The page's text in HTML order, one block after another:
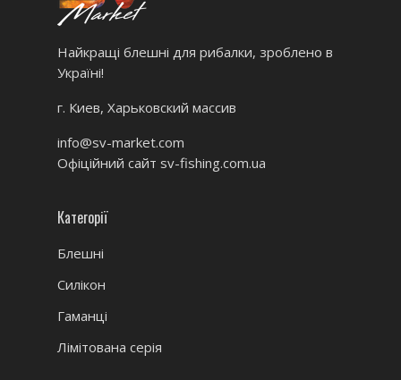
Найкращі блешні для рибалки, зроблено в
Україні!
г. Киев, Харьковский массив
info@sv-market.com
Офіційний сайт sv-fishing.com.ua
Категорії
Блешні
Силікон
Гаманці
Лімітована серія